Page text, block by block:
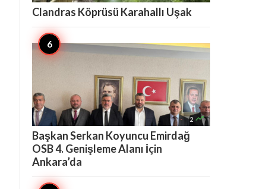
Clandras Köprüsü Karahallı Uşak
2 
Başkan Serkan Koyuncu Emirdağ
OSB 4. Genişleme Alanı İçin
Ankara’da